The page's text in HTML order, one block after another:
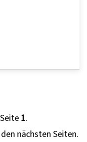
1.
nächsten Seiten.